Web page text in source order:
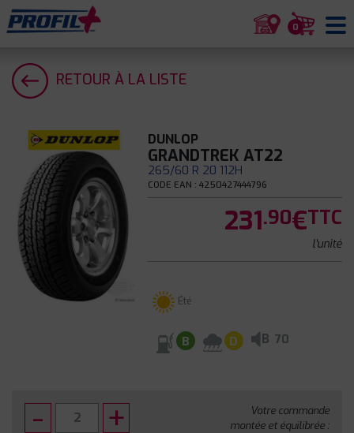
0
RETOUR À LA LISTE
DUNLOP
GRANDTREK AT22
265/60 R 20 112H
CODE EAN : 4250427444796
231.90€TTC
l'unité
Été
B D B 70
Votre commande
montée et équilibrée :